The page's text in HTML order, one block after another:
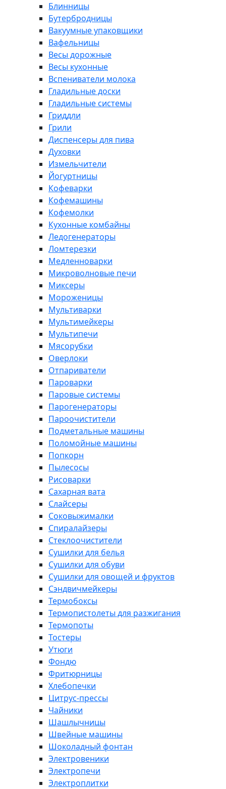
Блинницы
Бутербродницы
Вакуумные упаковщики
Вафельницы
Весы дорожные
Весы кухонные
Вспениватели молока
Гладильные доски
Гладильные системы
Гриддли
Грили
Диспенсеры для пива
Духовки
Измельчители
Йогуртницы
Кофеварки
Кофемашины
Кофемолки
Кухонные комбайны
Ледогенераторы
Ломтерезки
Медленноварки
Микроволновые печи
Миксеры
Мороженицы
Мультиварки
Мультимейкеры
Мультипечи
Мясорубки
Оверлоки
Отпариватели
Пароварки
Паровые системы
Парогенераторы
Пароочистители
Подметальные машины
Поломойные машины
Попкорн
Пылесосы
Рисоварки
Сахарная вата
Слайсеры
Соковыжималки
Спиралайзеры
Стеклоочистители
Сушилки для белья
Сушилки для обуви
Сушилки для овощей и фруктов
Сэндвичмейкеры
Термобоксы
Термопистолеты для разжигания
Термопоты
Тостеры
Утюги
Фондю
Фритюрницы
Хлебопечки
Цитрус-прессы
Чайники
Шашлычницы
Швейные машины
Шоколадный фонтан
Электровеники
Электропечи
Электроплитки